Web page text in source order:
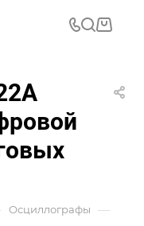
Осциллографы —